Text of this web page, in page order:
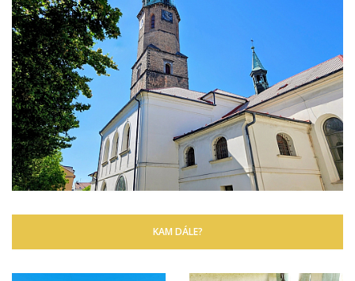
KAM DÁLE?